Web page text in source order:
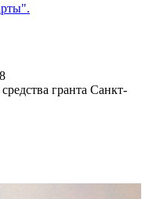
гранта Санкт-